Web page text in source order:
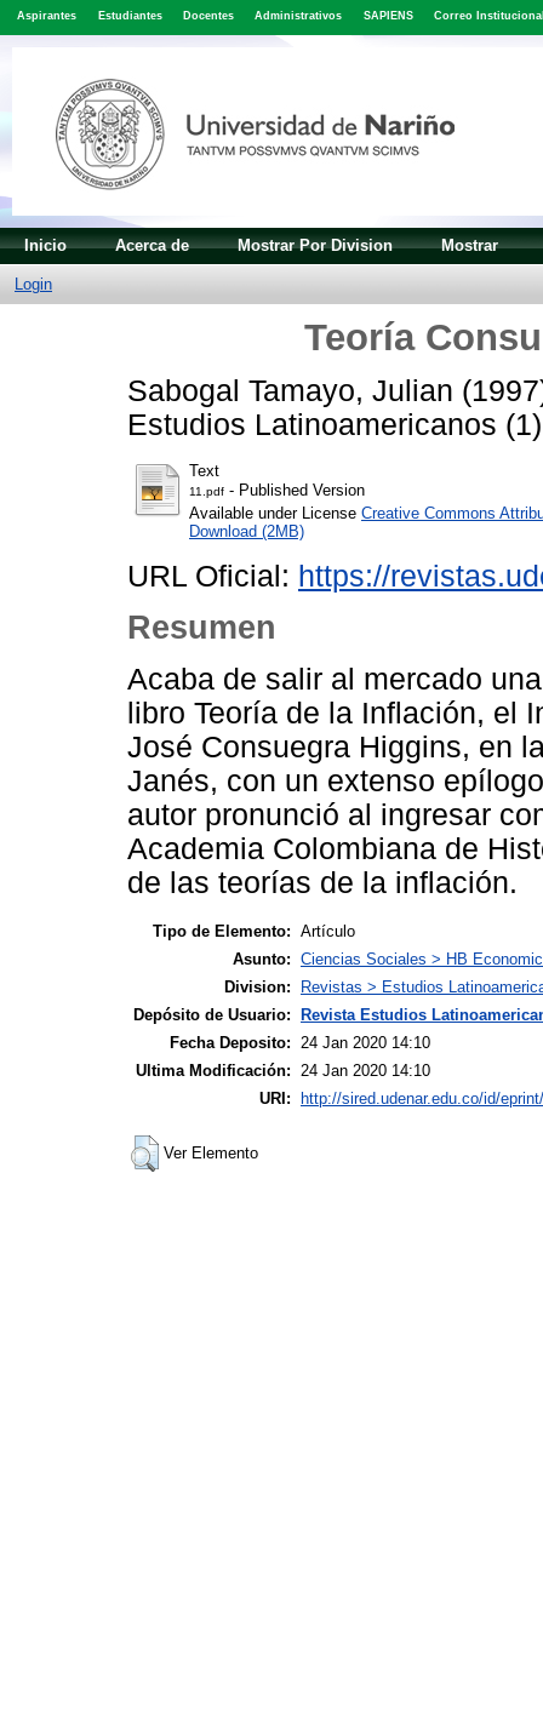
Aspirantes Estudiantes Docentes Administrativos SAPIENS Correo
Inicio Acerca de Mostrar Por Division Mostrar
Login
Teoría
Sabogal Tamayo, Julian
Estudios Latinoamericanos
Text
11.pdf - Published Version
Available under License Creative Commons
Download (2MB)
URL Oficial: https://
Resumen
Acaba de salir al mercado
libro Teoría de la Inflación, el
José Consuegra Higgins, en
Janés, con un extenso
autor pronunció al ingresar
Academia Colombiana de
de las teorías de la inflación.
Tipo de Elemento: Artículo
Asunto: Ciencias Sociales > HB
Division:
Revistas > Estudios
Depósito de Usuario: Revista Estudios
Fecha Deposito:
24 Jan 2020 14:10
Ultima Modificación:
24 Jan 2020 14:10
URI: http://sired.udenar.edu.co/id/
Ver Elemento